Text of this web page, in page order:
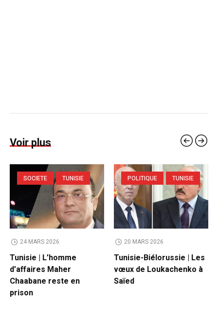
Voir plus
SOCIETE TUNISIE
24 MARS 2026
Tunisie | L’homme
d’affaires Maher
Chaabane reste en
prison
POLITIQUE TUNISIE
20 MARS 2026
Tunisie-Biélorussie | Les
vœux de Loukachenko à
Saïed